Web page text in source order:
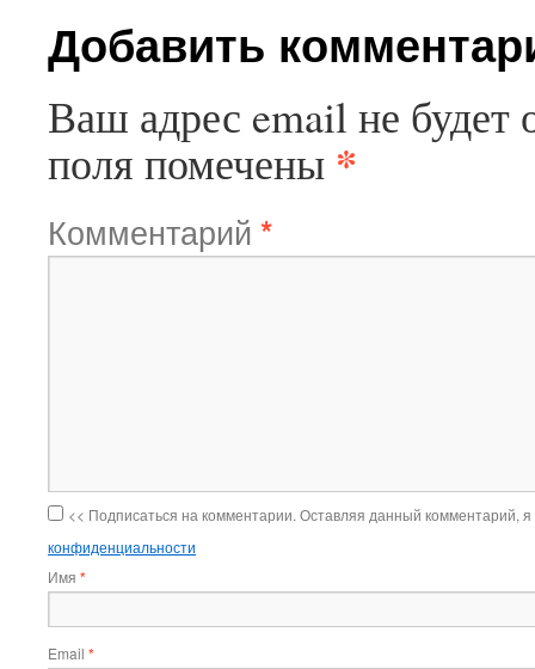
Добавить
Ваш адрес email не будет
поля помечены *
Комментарий *
<< Подписаться на комментарии. Оставляя данный комментарий,
конфиденциальности
Имя *
Email *